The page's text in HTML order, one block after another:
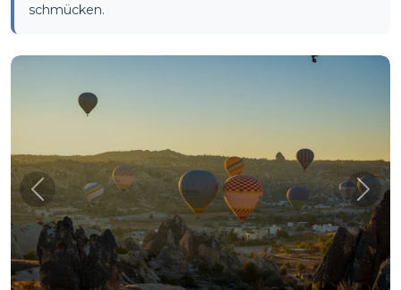
schmücken.
Önceki